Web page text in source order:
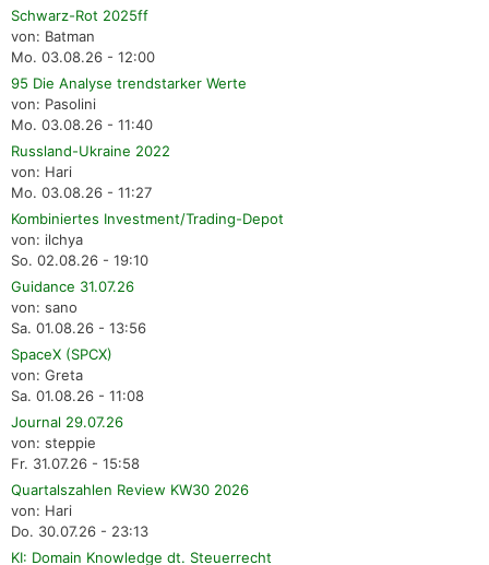
Schwarz-Rot 2025ff
von: Batman
Mo. 03.08.26 - 12:00
95 Die Analyse trendstarker Werte
von: Pasolini
Mo. 03.08.26 - 11:40
Russland-Ukraine 2022
von: Hari
Mo. 03.08.26 - 11:27
Kombiniertes Investment/Trading-Depot
von: ilchya
So. 02.08.26 - 19:10
Guidance 31.07.26
von: sano
Sa. 01.08.26 - 13:56
SpaceX (SPCX)
von: Greta
Sa. 01.08.26 - 11:08
Journal 29.07.26
von: steppie
Fr. 31.07.26 - 15:58
Quartalszahlen Review KW30 2026
von: Hari
Do. 30.07.26 - 23:13
KI: Domain Knowledge dt. Steuerrecht